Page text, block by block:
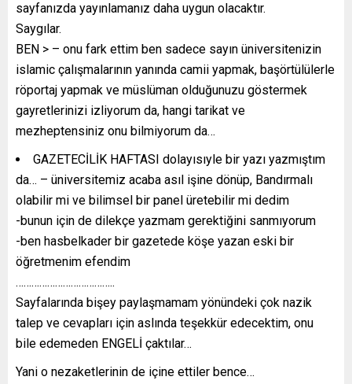
sayfanızda yayınlamanız daha uygun olacaktır.
Saygılar.
BEN > – onu fark ettim ben sadece sayın üniversitenizin
islamic çalışmalarının yanında camii yapmak, başörtülülerle
röportaj yapmak ve müslüman olduğunuzu göstermek
gayretlerinizi izliyorum da, hangi tarikat ve
mezheptensiniz onu bilmiyorum da…
GAZETECİLİK HAFTASI dolayısıyle bir yazı yazmıştım
da… – üniversitemiz acaba asıl işine dönüp, Bandırmalı
olabilir mi ve bilimsel bir panel üretebilir mi dedim
-bunun için de dilekçe yazmam gerektiğini sanmıyorum
-ben hasbelkader bir gazetede köşe yazan eski bir
öğretmenim efendim
………………………………..
Sayfalarında bişey paylaşmamam yönündeki çok nazik
talep ve cevapları için aslında teşekkür edecektim, onu
bile edemeden ENGELİ çaktılar…
Yani o nezaketlerinin de içine ettiler bence…